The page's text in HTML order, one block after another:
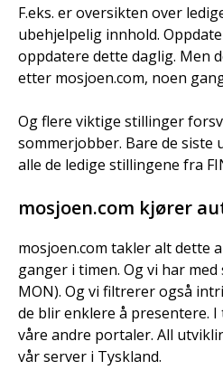
F.eks. er oversikten over
ubehjelpelig innhold.
oppdatere dette daglig. Men
etter mosjoen.com, noen
Og flere viktige stillinger
sommerjobber. Bare de siste
alle de ledige stillingene fra
mosjoen.com kjører
mosjoen.com takler alt dette
ganger i timen. Og vi har
MON). Og vi filtrerer også
de blir enklere å presentere.
våre andre portaler. All
vår server i Tyskland.